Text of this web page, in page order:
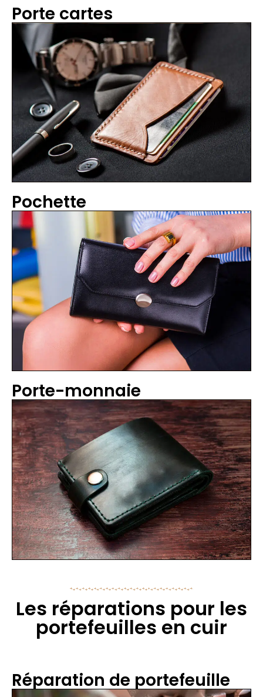
Porte cartes
Pochette
Porte-monnaie
Les réparations pour les
portefeuilles en cuir
Réparation de portefeuille